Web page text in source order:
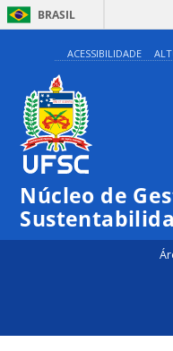
BRASIL
ACESSIBILIDADE
Núcleo de